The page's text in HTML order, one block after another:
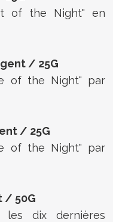
of the Night" en
/ 25G
of the Night" par
/ 25G
of the Night" par
/ 50G
les dix dernières